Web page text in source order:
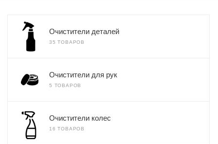
Очистители деталей
35 ТОВАРОВ
Очистители для рук
5 ТОВАРОВ
Очистители колес
16 ТОВАРОВ